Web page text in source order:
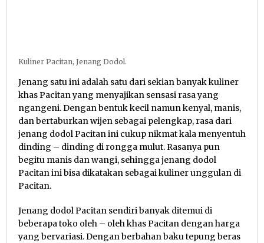
Kuliner Pacitan, Jenang Dodol.
Jenang satu ini adalah satu dari sekian banyak kuliner
khas Pacitan yang menyajikan sensasi rasa yang
ngangeni. Dengan bentuk kecil namun kenyal, manis,
dan bertaburkan wijen sebagai pelengkap, rasa dari
jenang dodol Pacitan ini cukup nikmat kala menyentuh
dinding – dinding di rongga mulut. Rasanya pun
begitu manis dan wangi, sehingga jenang dodol
Pacitan ini bisa dikatakan sebagai kuliner unggulan di
Pacitan.
Jenang dodol Pacitan sendiri banyak ditemui di
beberapa toko oleh – oleh khas Pacitan dengan harga
yang bervariasi. Dengan berbahan baku tepung beras